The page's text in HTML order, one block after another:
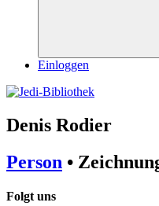
Einloggen
Denis Rodier
Person •
Folgt uns